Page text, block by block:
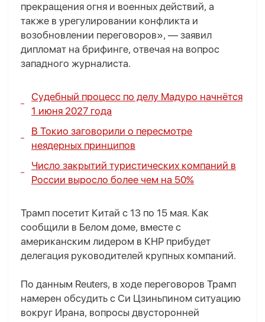
прекращения огня и военных действий, а
также в урегулировании конфликта и
возобновлении переговоров», — заявил
дипломат на брифинге, отвечая на вопрос
западного журналиста.
Судебный процесс по делу Мадуро начнётся
1 июня 2027 года
В Токио заговорили о пересмотре
неядерных принципов
Число закрытий туристических компаний в
России выросло более чем на 50%
Трамп посетит Китай с 13 по 15 мая. Как
сообщили в Белом доме, вместе с
американским лидером в КНР прибудет
делегация руководителей крупных компаний.
По данным Reuters, в ходе переговоров Трамп
намерен обсудить с Си Цзиньпином ситуацию
вокруг Ирана, вопросы двусторонней